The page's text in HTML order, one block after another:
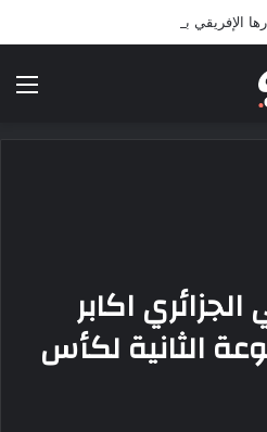
الإفريقي بمواجهة حافيا كوناكري
اكابر
الثانية لكأس